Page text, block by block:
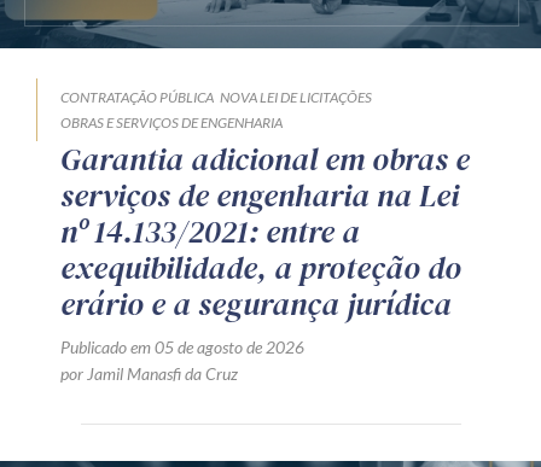
CONTRATAÇÃO PÚBLICA NOVA LEI DE LICITAÇÕES
OBRAS E SERVIÇOS DE ENGENHARIA
Garantia adicional em obras e
serviços de engenharia na Lei
nº 14.133/2021: entre a
exequibilidade, a proteção do
erário e a segurança jurídica
Publicado em 05 de agosto de 2026
por Jamil Manasfi da Cruz